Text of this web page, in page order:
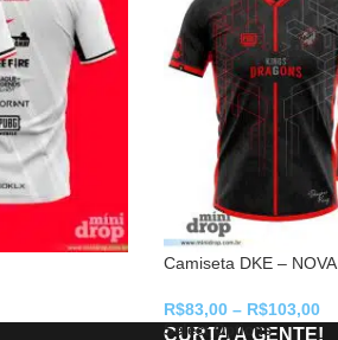
Camiseta DKE – NOVA
R$83,00 – R$103,00
Select Options
CURTA A GENTE!